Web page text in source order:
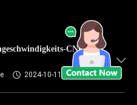
CNC-
2024-10-11